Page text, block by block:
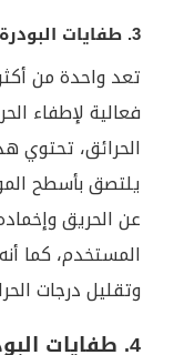
3. طفايات البودرة الجافة (Dry Powder):
تعد واحدة من
فعالية لإطفاء
الحرائق،
يلتصق بأسطح
عن الحريق
المستخدم، كما
وتقليل درجات